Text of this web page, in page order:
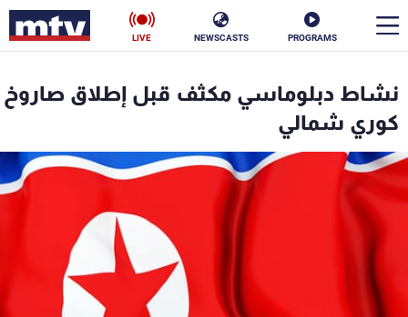
PROGRAMS
NEWSCASTS
LIVE
نشاط دبلوماسي مكثف قبل إطلاق صاروخ
كوري شمالي
الأخبار
سياسة ناس
إقتصاد
منوعات رياضة
كأس العالم